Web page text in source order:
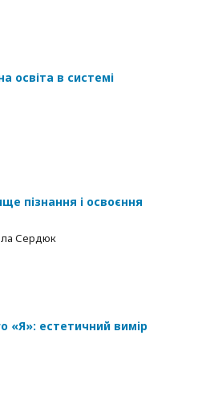
освіта в системі
пізнання і освоєння
Сердюк
«Я»: естетичний вимір